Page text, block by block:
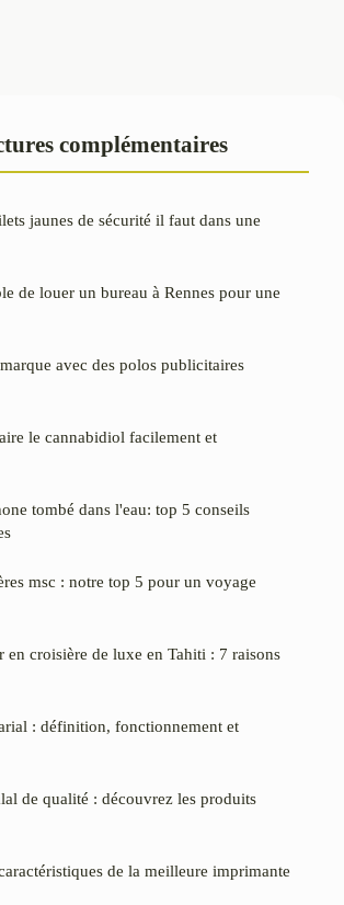
complémentaires
jaunes de sécurité il faut dans une
de louer un bureau à Rennes pour une
avec des polos publicitaires
le cannabidiol facilement et
tombé dans l'eau: top 5 conseils
msc : notre top 5 pour un voyage
en croisière de luxe en Tahiti : 7 raisons
: définition, fonctionnement et
de qualité : découvrez les produits
de la meilleure imprimante